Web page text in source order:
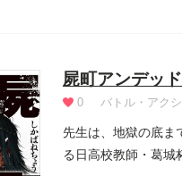
屍町アンデッド
0 バトル・アク
先生は、地獄の底
る日高校教師・葛